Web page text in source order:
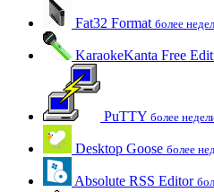
Fat32 Format более
KaraokeKanta Free
PuTTY более
Desktop Goose более
Absolute RSS Editor